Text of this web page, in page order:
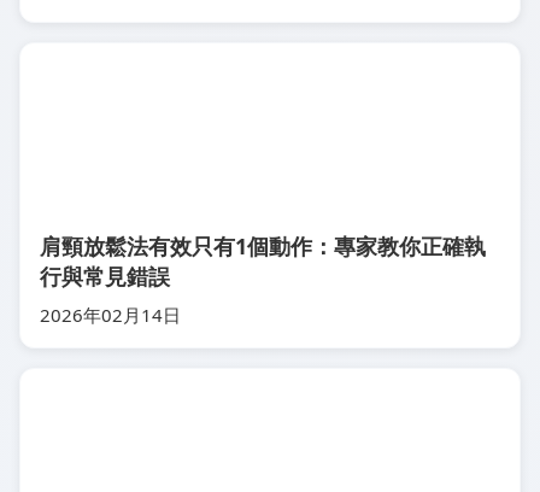
肩頸放鬆法有效只有1個動作：專家教你正確執
行與常見錯誤
2026年02月14日